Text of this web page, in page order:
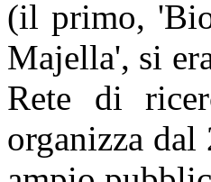
(il primo,
Majella', si
Rete di
organizza